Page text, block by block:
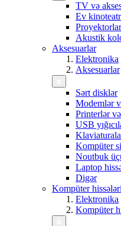
TV və
Ev
Proyektorlar
Akustik
Aksesuarlar
Elektronika
Aksesuarlar
Sərt disklər
Modemlər
Printerlər
USB
Kompüter
Noutbuk
Laptop
Digər
Kompüter hissələri
Elektronika
Kompüter